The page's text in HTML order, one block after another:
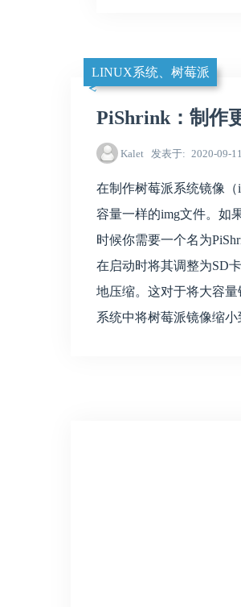
LINUX系统、树莓派
PiShrink：制作
Kalet 发表于 2020-09-11
在制作树莓派系统镜像
容量一样的img文件。如
时候你需要一个名为
在启动时将其调整为SD
地压缩。这对于将大容
系统中将树莓派镜像缩小